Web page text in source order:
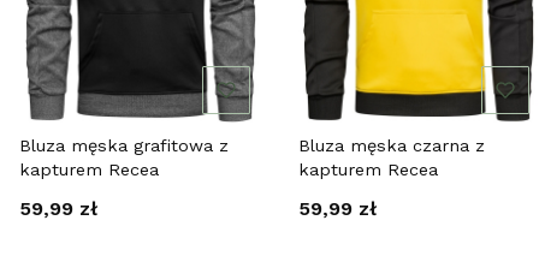
Bluza męska grafitowa z
kapturem Recea
Cena
59,99 zł
Bluza męska czarna z
kapturem Recea
Cena
59,99 zł